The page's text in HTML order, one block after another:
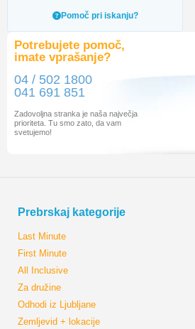
Pomoč pri iskanju?
Potrebujete pomoč,
imate vprašanje?
04 / 502 1800
041 691 851
Zadovoljna stranka je naša največja
prioriteta. Tu smo zato, da vam
svetujemo!
Prebrskaj kategorije
Last Minute
First Minute
All Inclusive
Za družine
Odhodi iz Ljubljane
Zemljevid + lokacije